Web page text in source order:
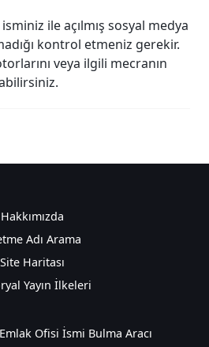
ile açılmış sosyal medya
kontrol etmeniz gerekir.
veya ilgili mecranın
Hakkımızda
Adı Arama
Site Haritası
Yayın İlkeleri
Ofisi İsmi Bulma Aracı